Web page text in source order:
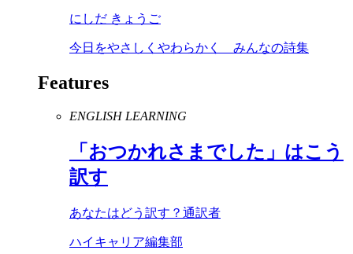
にしだ きょうご
今日をやさしくやわらかく みんなの詩集
Features
ENGLISH LEARNING
「おつかれさまでした」はこう
訳す
あなたはどう訳す？通訳者
ハイキャリア編集部